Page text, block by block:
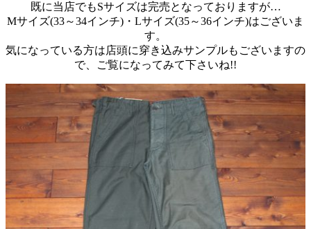
既に当店でもSサイズは完売となっておりますが…
Mサイズ(33～34インチ)・Lサイズ(35～36インチ)はございま
す。
気になっている方は店頭に穿き込みサンプルもございますの
で、ご覧になってみて下さいね!!